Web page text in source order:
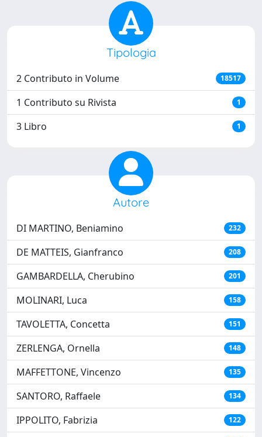
Tipologia
2 Contributo in Volume 18517
1 Contributo su Rivista 1
3 Libro 1
Autore
DI MARTINO, Beniamino 232
DE MATTEIS, Gianfranco 208
GAMBARDELLA, Cherubino 201
MOLINARI, Luca 158
TAVOLETTA, Concetta 151
ZERLENGA, Ornella 148
MAFFETTONE, Vincenzo 135
SANTORO, Raffaele 134
IPPOLITO, Fabrizia 122